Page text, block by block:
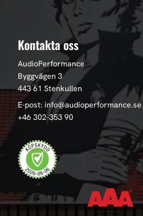
Kontakta oss
AudioPerformance
Byggvägen 3
443 61 Stenkullen
E-post: info@audioperformance.se
+46 302-353 90